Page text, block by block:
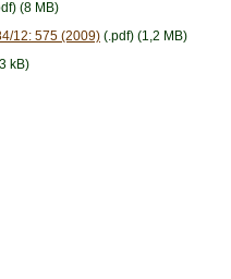
(8 MB)
12: 575 (2009) (.pdf) (1,2 MB)
kB)